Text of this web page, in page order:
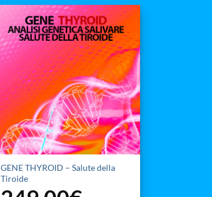
GENE THYROID – Salute della
Tiroide